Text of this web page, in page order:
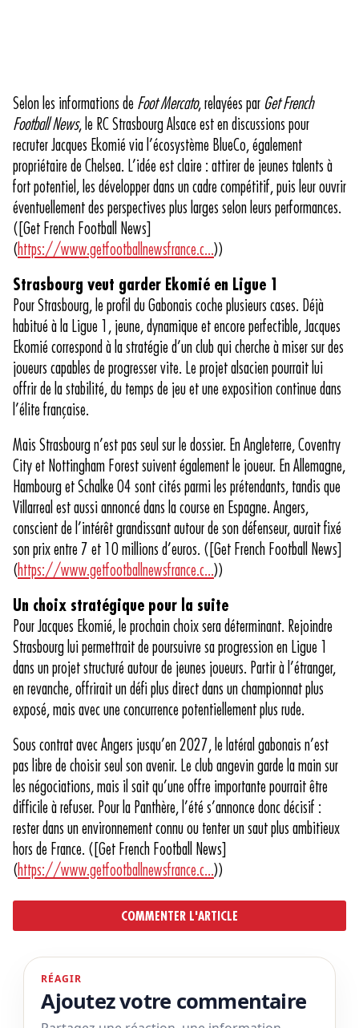
Selon les informations de Foot Mercato, relayées par Get French
Football News, le RC Strasbourg Alsace est en discussions pour
recruter Jacques Ekomié via l’écosystème BlueCo, également
propriétaire de Chelsea. L’idée est claire : attirer de jeunes talents à
fort potentiel, les développer dans un cadre compétitif, puis leur ouvrir
éventuellement des perspectives plus larges selon leurs performances.
([Get French Football News]
(https://www.getfootballnewsfrance.c...))
Strasbourg veut garder Ekomié en Ligue 1
Pour Strasbourg, le profil du Gabonais coche plusieurs cases. Déjà
habitué à la Ligue 1, jeune, dynamique et encore perfectible, Jacques
Ekomié correspond à la stratégie d’un club qui cherche à miser sur des
joueurs capables de progresser vite. Le projet alsacien pourrait lui
offrir de la stabilité, du temps de jeu et une exposition continue dans
l’élite française.
Mais Strasbourg n’est pas seul sur le dossier. En Angleterre, Coventry
City et Nottingham Forest suivent également le joueur. En Allemagne,
Hambourg et Schalke 04 sont cités parmi les prétendants, tandis que
Villarreal est aussi annoncé dans la course en Espagne. Angers,
conscient de l’intérêt grandissant autour de son défenseur, aurait fixé
son prix entre 7 et 10 millions d’euros. ([Get French Football News]
(https://www.getfootballnewsfrance.c...))
Un choix stratégique pour la suite
Pour Jacques Ekomié, le prochain choix sera déterminant. Rejoindre
Strasbourg lui permettrait de poursuivre sa progression en Ligue 1
dans un projet structuré autour de jeunes joueurs. Partir à l’étranger,
en revanche, offrirait un défi plus direct dans un championnat plus
exposé, mais avec une concurrence potentiellement plus rude.
Sous contrat avec Angers jusqu’en 2027, le latéral gabonais n’est
pas libre de choisir seul son avenir. Le club angevin garde la main sur
les négociations, mais il sait qu’une offre importante pourrait être
difficile à refuser. Pour la Panthère, l’été s’annonce donc décisif :
rester dans un environnement connu ou tenter un saut plus ambitieux
hors de France. ([Get French Football News]
(https://www.getfootballnewsfrance.c...))
COMMENTER L'ARTICLE
RÉAGIR
Ajoutez votre commentaire